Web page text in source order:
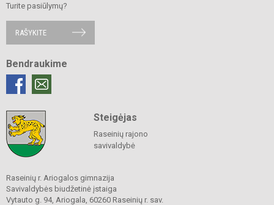
Turite pasiūlymų?
RAŠYKITE
Bendraukime
Steigėjas
Raseinių rajono
savivaldybė
Raseinių r. Ariogalos gimnazija
Savivaldybės biudžetinė įstaiga
Vytauto g. 94, Ariogala, 60260 Raseinių r. sav.